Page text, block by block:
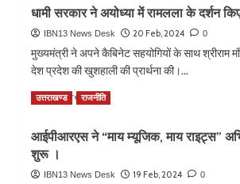
स्कूल
निर्माण
का
अनुरोध।
भुगतान
शुरू।
महान
स्वतंत्रता
सेनानी
एवं
राष्ट्रीय
धारा
के
कवि
प्रेम
धामी सरकार ने अयोध्या में रामलला के दर्शन
IBN13 News Desk 20 Feb, 2024 0
मुख्यमंत्री ने अपने कैबिनेट सहयोगियों के साथ श्रीराम
देश प्रदेश की खुशहाली की प्रार्थना की।...
Read MoreRead
धामी
उत्तराखण्ड राजनीति
आईपीआरएस ने “माय म्यूजिक, माय राइट्स”
शुरू ।
IBN13 News Desk 19 Feb, 2024 0